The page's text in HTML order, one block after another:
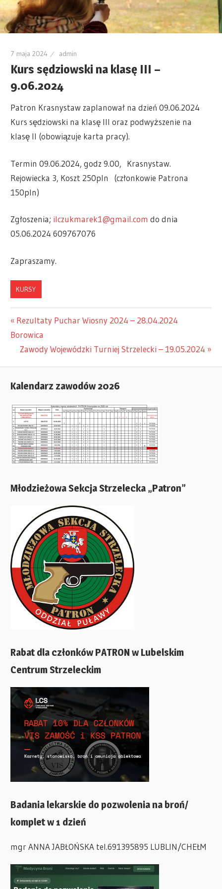
7 maja 2024 admin
Kurs sędziowski na klasę III –
9.06.2024
Patron Krasnystaw zaplanował na dzień 09.06.2024
Kurs sędziowski na klasę III oraz podwyższenie na
klasę II (obowiązuje karta pracy).
Termin 09.06.2024, godz 9.00, Krasnystaw.
Rejowiecka 3, Koszt 250pln (członkowie Patrona
150pln)
Zgłoszenia; ilczukmarek1@gmail.com do dnia
05.06.2024 609767076
Zapraszamy.
KURSY
Nawigacja
wpisu
Previous
Post:
Rezultaty Puchar Wiosny 2024 – 28.04.2024
Borowica
Next
Zawody Wojewódzki Turniej Strzelecki – 19.05.2024
Kalendarz zawodów 2026
Młodzieżowa Sekcja Strzelecka „Patron”
Rabat dla członków PATRON w Lubelskim
Centrum Strzeleckim
Badania lekarskie do pozwolenia na broń/
komplet w 1 dzień
mgr ANNA JABŁOŃSKA tel.691395895 LUBLIN/CHEŁM